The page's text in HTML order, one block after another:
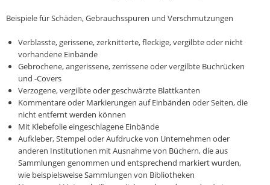
Beispiele für Schäden, Gebrauchsspuren und Verschmutzungen
Verblasste, gerissene, zerknitterte, fleckige, vergilbte oder nicht
vorhandene Einbände
Gebrochene, angerissene, zerrissene oder vergilbte Buchrücken
und -Covers
Verzogene, vergilbte oder geschwärzte Blattkanten
Kommentare oder Markierungen auf Einbänden oder Seiten, die
nicht entfernt werden können
Mit Klebefolie eingeschlagene Einbände
Aufkleber, Stempel oder Aufdrucke von Unternehmen oder
anderen Institutionen mit Ausnahme von Büchern, die aus
Sammlungen genommen und entsprechend markiert wurden,
wie beispielsweise Sammlungen von Bibliotheken